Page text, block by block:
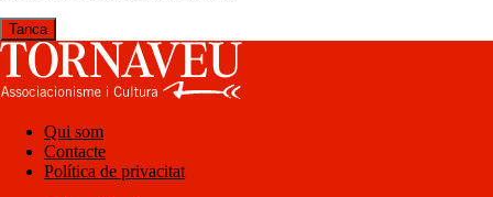
Tanca
Qui som
Contacte
Política de privacitat